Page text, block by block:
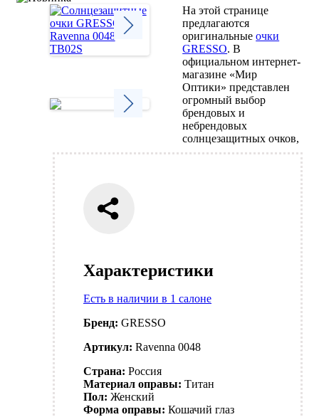
Next
Характеристики
Есть в наличии в 1 салоне
Бренд: GRESSO
Артикул: Ravenna 0048
Страна: Россия
Материал оправы: Титан
Пол: Женский
Форма оправы: Кошачий глаз
На этой странице
предлагаются
оригинальныеочки
GRESSO. В
официальном интернет-
магазине «Мир
Оптики» представлен
огромный выбор
брендовых и
небрендовых
солнцезащитных очков,